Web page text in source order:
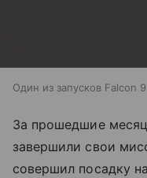
Один из запусков Falcon 9
За прошедшие
завершили свои
совершил посадку